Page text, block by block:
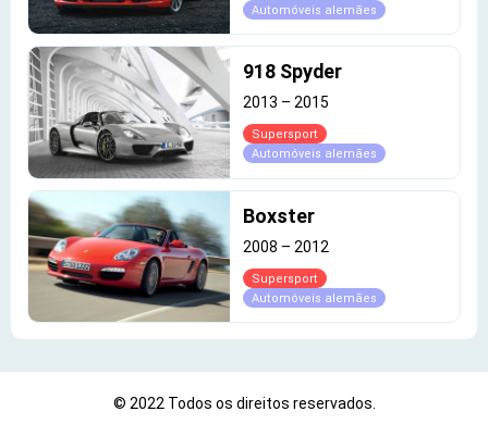
Automóveis alemães
918 Spyder
2013 – 2015
Supersport
Automóveis alemães
Boxster
2008 – 2012
Supersport
Automóveis alemães
© 2022 Todos os direitos reservados.